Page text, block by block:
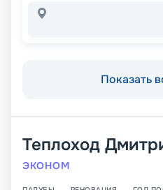
Показать
Теплоход
ЭКОНОМ